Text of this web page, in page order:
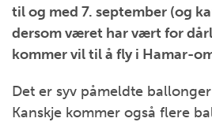
til og med 7. september (og
dersom været har vært for
kommer vil til å fly i Hamar-
Det er syv påmeldte
Kanskje kommer også flere